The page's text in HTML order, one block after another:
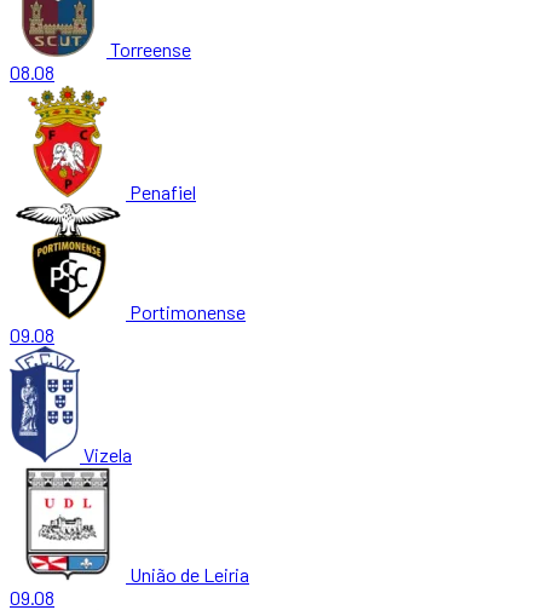
Torreense
08.08
Penafiel
Portimonense
09.08
Vizela
União de Leiria
09.08